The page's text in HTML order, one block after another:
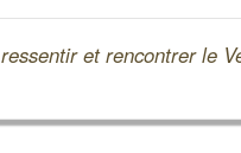
et rencontrer le